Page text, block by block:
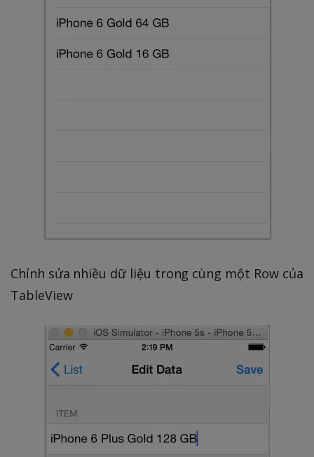
Chỉnh sửa nhiều dữ liệu trong cùng một Row của
TableView